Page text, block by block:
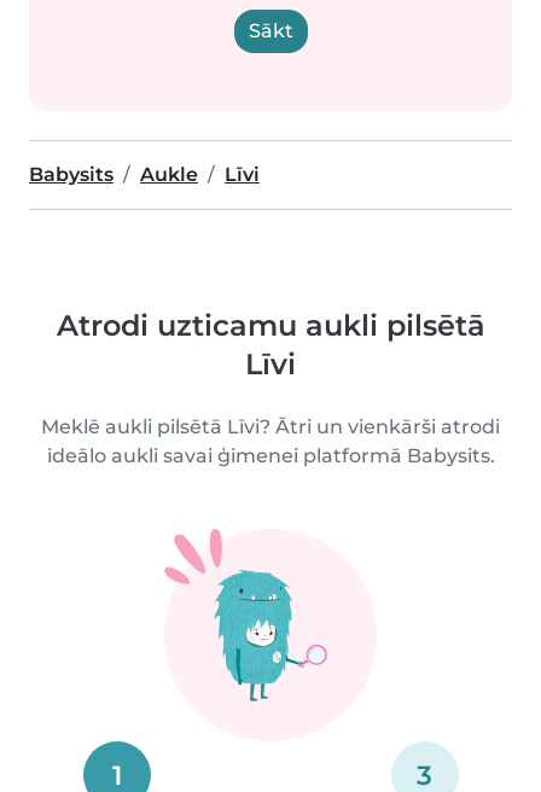
Sākt
Babysits Aukle Līvi
Atrodi uzticamu aukli pilsētā
Līvi
Meklē aukli pilsētā Līvi? Ātri un vienkārši atrodi
ideālo aukli savai ģimenei platformā Babysits.
1 3